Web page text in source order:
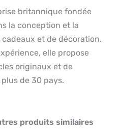
britannique fondée
la conception et la
et de décoration.
elle propose
originaux et de
de 30 pays.
produits similaires